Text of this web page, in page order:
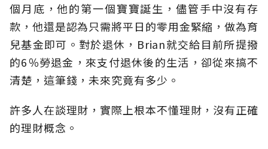
個月底，他的第一個寶寶誕生，儘管手中沒有存
款，他還是認為只需將平日的零用金緊縮，做為育
兒基金即可。對於退休，Brian就交給目前所提撥
的6％勞退金，來支付退休後的生活，卻從來搞不
清楚，這筆錢，未來究竟有多少。
許多人在談理財，實際上根本不懂理財，沒有正確
的理財概念。